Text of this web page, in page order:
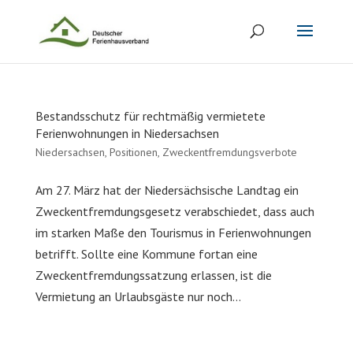
Bestandsschutz für rechtmäßig vermietete
Ferienwohnungen in Niedersachsen
Niedersachsen, Positionen, Zweckentfremdungsverbote
Am 27. März hat der Niedersächsische Landtag ein
Zweckentfremdungsgesetz verabschiedet, dass auch
im starken Maße den Tourismus in Ferienwohnungen
betrifft. Sollte eine Kommune fortan eine
Zweckentfremdungssatzung erlassen, ist die
Vermietung an Urlaubsgäste nur noch...